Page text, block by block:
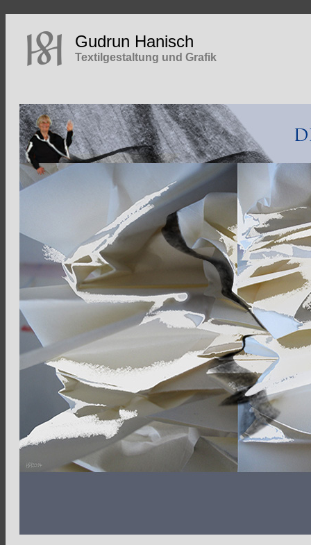
Gudrun Hanisch
Textilgestaltung und Grafik